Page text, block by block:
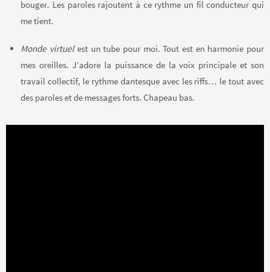
bouger. Les paroles rajoutent à ce rythme un fil conducteur qui
me tient.
Monde virtuelest un tube pour moi. Tout est en harmonie pour
mes oreilles. J’adore la puissance de la voix principale et son
travail collectif, le rythme dantesque avec les riffs… le tout avec
des paroles et de messages forts. Chapeau bas.